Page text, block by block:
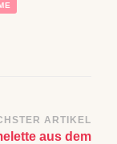
ARTIKEL
aus dem